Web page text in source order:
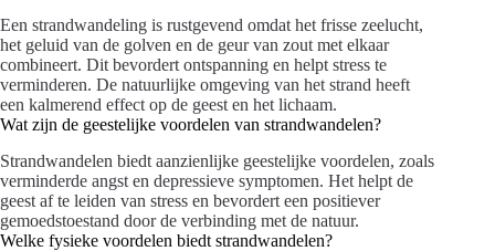
Een strandwandeling is rustgevend omdat het frisse zeelucht,
het geluid van de golven en de geur van zout met elkaar
combineert. Dit bevordert ontspanning en helpt stress te
verminderen. De natuurlijke omgeving van het strand heeft
een kalmerend effect op de geest en het lichaam.
Wat zijn de geestelijke voordelen van strandwandelen?
Strandwandelen biedt aanzienlijke geestelijke voordelen, zoals
verminderde angst en depressieve symptomen. Het helpt de
geest af te leiden van stress en bevordert een positiever
gemoedstoestand door de verbinding met de natuur.
Welke fysieke voordelen biedt strandwandelen?